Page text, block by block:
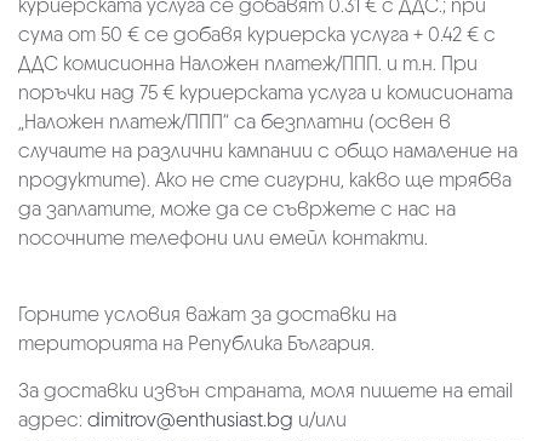
куриерската услуга се добавят 0.31 € с ДДС.; при
сума от 50 € се добавя куриерска услуга + 0.42 € с
ДДС комисионна Наложен платеж/ППП. и т.н. При
поръчки над 75 € куриерската услуга и комисионата
„Наложен платеж/ППП“ са безплатни (освен в
случаите на различни кампании с общо намаление на
продуктите). Ако не сте сигурни, какво ще трябва
да заплатите, може да се съвржете с нас на
посочните телефони или емейл контакти.
Горните условия важат за доставки на
територията на Република България.
За доставки извън страната, моля пишете на email
адрес: dimitrov@enthusiast.bg и/или